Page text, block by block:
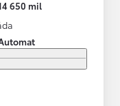
650 mil